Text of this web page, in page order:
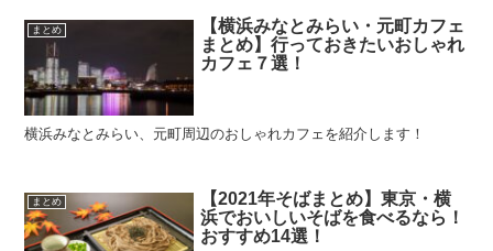
まとめ
【横浜みなとみらい・元町カフェ
まとめ】行っておきたいおしゃれ
カフェ７選！
横浜みなとみらい、元町周辺のおしゃれカフェを紹介します！
まとめ
【2021年そばまとめ】東京・横
浜でおいしいそばを食べるなら！
おすすめ14選！